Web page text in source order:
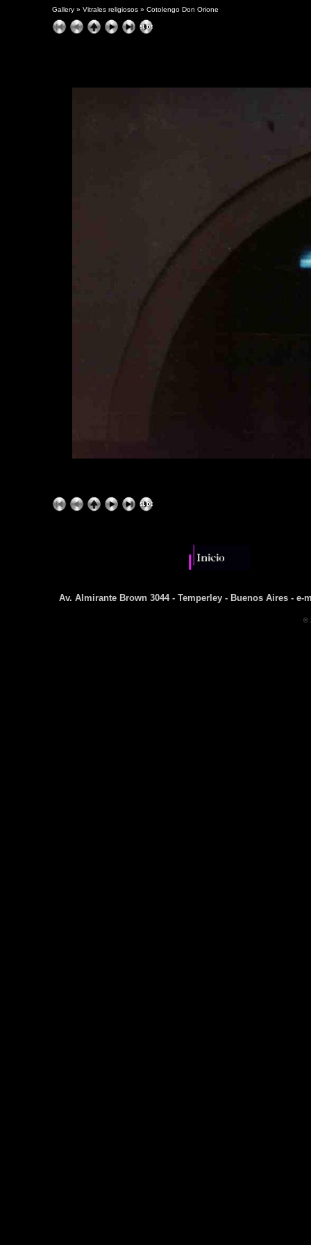
Gallery » Vitrales religiosos » Cotolengo Don Orione
Av. Almirante Brown 3044 - Temperley - Buenos Aires - e-
©